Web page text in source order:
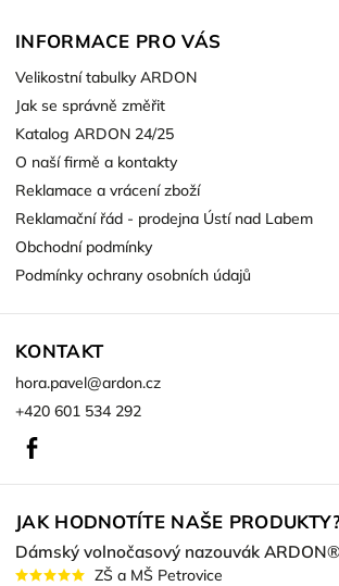
INFORMACE PRO VÁS
Velikostní tabulky ARDON
Jak se správně změřit
Katalog ARDON 24/25
O naší firmě a kontakty
Reklamace a vrácení zboží
Reklamační řád - prodejna Ústí nad Labem
Obchodní podmínky
Podmínky ochrany osobních údajů
KONTAKT
hora.pavel@ardon.cz
+420 601 534 292
JAK HODNOTÍTE NAŠE
Dámský volnočasový nazouvák
ZŠ a MŠ Petrovice